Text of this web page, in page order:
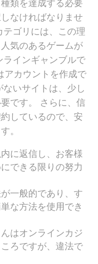
類を達成する必要
なければなりませ
ゴリには、この理
気のあるゲームが
ラインギャンブルで
アカウントを作成で
いサイトは、少し
です。 さらに、信
しているので、安
。
に返信し、お客様
できる限りの努力
一般的であり、す
な方法を使用でき
はオンラインカジ
ろですが、違法で